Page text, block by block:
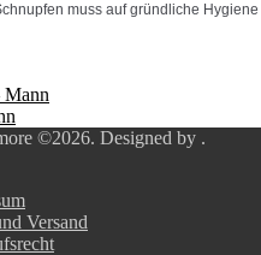
muss auf gründliche
Mann
©2026. Designed by .
Versand